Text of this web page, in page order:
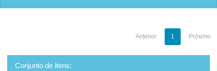
Anterior 1 Próximo
Conjunto de itens: